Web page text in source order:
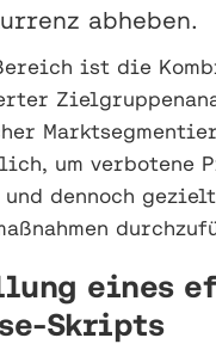
abheben.
ist die
um verbotene
und dennoch
eines
Skripts